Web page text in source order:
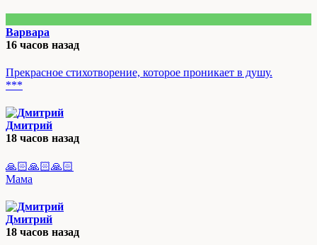
Варвара
16 часов назад
Прекрасное стихотворение, которое проникает в душу.
***
Дмитрий
18 часов назад
🙏🏻🙏🏻🙏🏻
Мама
Дмитрий
18 часов назад